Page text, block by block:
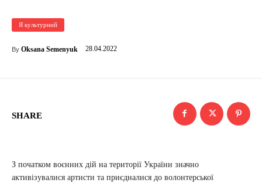
Я культурний
By Oksana Semenyuk 28.04.2022
SHARE
З початком воєнних дій на території України значно
активізувалися артисти та приєдналися до волонтерської